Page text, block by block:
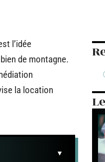
l’idée
de montagne.
la location